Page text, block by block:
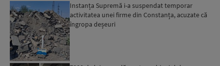
Instanța Supremă i-a suspendat temporar
activitatea unei firme din Constanța, acuzate că
îngropa deșeuri